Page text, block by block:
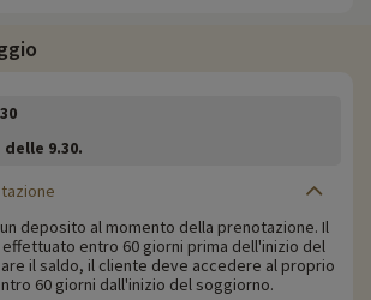
9.30.
deposito al momento della prenotazione. Il
entro 60 giorni prima dell'inizio del
il saldo, il cliente deve accedere al proprio
60 giorni dall'inizio del soggiorno.